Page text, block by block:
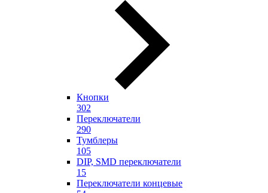
Кнопки
302
Переключатели
290
Тумблеры
105
DIP, SMD переключатели
15
Переключатели концевые